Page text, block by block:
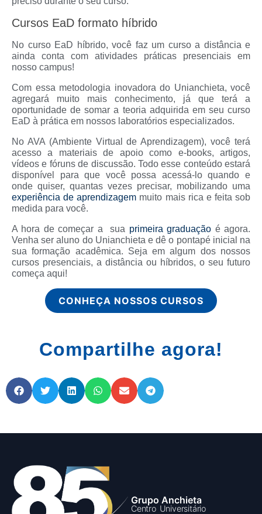
Cursos EaD formato híbrido
No curso EaD híbrido, você faz um curso a distância e
ainda conta com atividades práticas presenciais em
nosso campus!
Com essa metodologia inovadora do Unianchieta, você
agregará muito mais conhecimento, já que terá a
oportunidade de somar a teoria adquirida em seu curso
EaD à prática em nossos laboratórios especializados.
No AVA (Ambiente Virtual de Aprendizagem), você terá
acesso a materiais de apoio como e-books, artigos,
vídeos e fóruns de discussão. Todo esse conteúdo estará
disponível para que você possa acessá-lo quando e
onde quiser, quantas vezes precisar, mobilizando uma
experiência de aprendizagem muito mais rica e feita sob
medida para você.
A hora de começar a sua primeira graduação é agora.
Venha ser aluno do Unianchieta e dê o pontapé inicial na
sua formação acadêmica. Seja em algum dos nossos
cursos presenciais, a distância ou híbridos, o seu futuro
começa aqui!
CONHEÇA NOSSOS CURSOS
Compartilhe agora!
Grupo Anchieta
Centro Universitário